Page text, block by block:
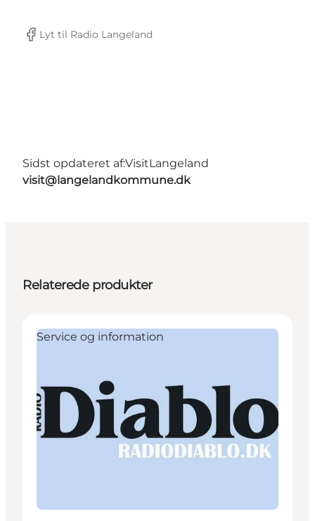
Facebook
Lyt til Radio Langeland
Sidst opdateret af:VisitLangeland
visit@langelandkommune.dk
Relaterede produkter
Service og information